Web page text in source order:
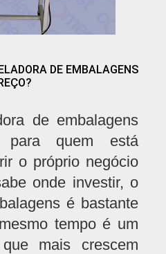
DE EMBALAGENS
de embalagens
quem está
o próprio negócio
onde investir, o
é bastante
tempo é um
mais crescem